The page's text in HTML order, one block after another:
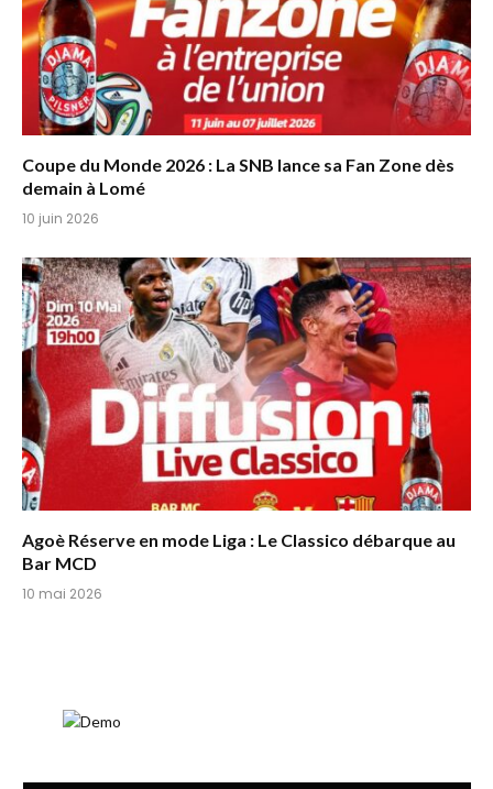
Coupe du Monde 2026 : La SNB lance sa Fan Zone dès
demain à Lomé
10 juin 2026
Agoè Réserve en mode Liga : Le Classico débarque au
Bar MCD
10 mai 2026